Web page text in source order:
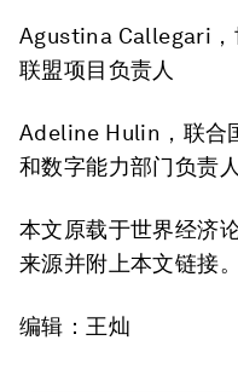
Agustina Callegari，
联盟项目负责人
Adeline Hulin，联合
和数字能力部门负责人
本文原载于世界经济
来源并附上本文链接。
编辑：王灿